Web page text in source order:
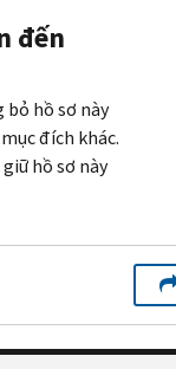
đến
hồ sơ này
đích khác.
hồ sơ này